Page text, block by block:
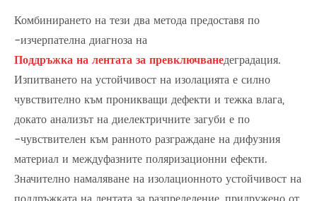
Комбинирането на тези два метода предоставя по
-изчерпателна диагноза на
Поддръжка на лентата за превключванедеградация.
Изпитването на устойчивост на изолацията е силно
чувствително към проникващи дефекти и тежка влага,
докато анализът на диелектричните загуби е по
-чувствителен към ранното разграждане на дифузния
материал и междуфазните поляризационни ефекти.
Значително намаляване на изолационното устойчивост на